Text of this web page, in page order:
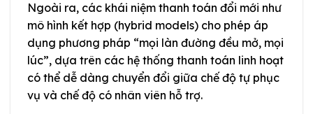
Ngoài ra, các khái niệm thanh toán đổi mới như
mô hình kết hợp (hybrid models) cho phép áp
dụng phương pháp “mọi làn đường đều mở, mọi
lúc”, dựa trên các hệ thống thanh toán linh hoạt
có thể dễ dàng chuyển đổi giữa chế độ tự phục
vụ và chế độ có nhân viên hỗ trợ.